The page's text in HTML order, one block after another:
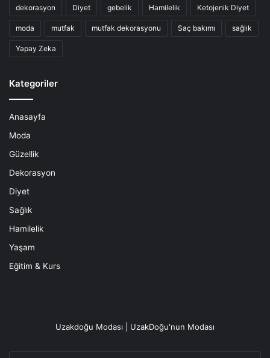
dekorasyon Diyet gebelik Hamilelik Ketojenik Diyet
moda mutfak mutfak dekorasyonu Saç bakımı sağlık
Yapay Zeka
Kategoriler
Anasayfa
Moda
Güzellik
Dekorasyon
Diyet
Sağlık
Hamilelik
Yaşam
Eğitim & Kurs
Uzakdoğu Modası | UzakDoğu'nun Modası